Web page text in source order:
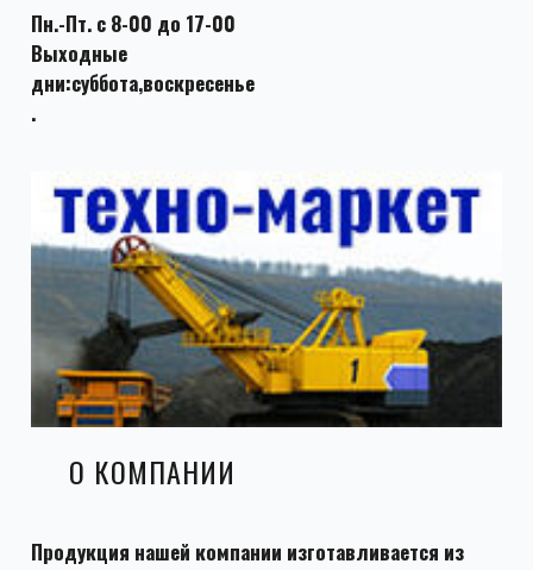
Пн.-Пт. с 8-00 до 17-00
Выходные
дни:суббота,воскресенье
.
О КОМПАНИИ
Продукция нашей компании изготавливается из